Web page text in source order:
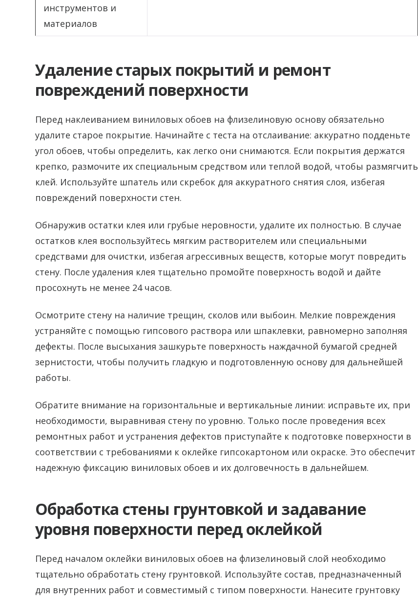
инструментов и
материалов
Удаление старых покрытий и ремонт
повреждений поверхности
Перед наклеиванием виниловых обоев на флизелиновую основу обязательно
удалите старое покрытие. Начинайте с теста на отслаивание: аккуратно подденьте
угол обоев, чтобы определить, как легко они снимаются. Если покрытия держатся
крепко, размочите их специальным средством или теплой водой, чтобы размягчить
клей. Используйте шпатель или скребок для аккуратного снятия слоя, избегая
повреждений поверхности стен.
Обнаружив остатки клея или грубые неровности, удалите их полностью. В случае
остатков клея воспользуйтесь мягким растворителем или специальными
средствами для очистки, избегая агрессивных веществ, которые могут повредить
стену. После удаления клея тщательно промойте поверхность водой и дайте
просохнуть не менее 24 часов.
Осмотрите стену на наличие трещин, сколов или выбоин. Мелкие повреждения
устраняйте с помощью гипсового раствора или шпаклевки, равномерно заполняя
дефекты. После высыхания зашкурьте поверхность наждачной бумагой средней
зернистости, чтобы получить гладкую и подготовленную основу для дальнейшей
работы.
Обратите внимание на горизонтальные и вертикальные линии: исправьте их, при
необходимости, выравнивая стену по уровню. Только после проведения всех
ремонтных работ и устранения дефектов приступайте к подготовке поверхности в
соответствии с требованиями к оклейке гипсокартоном или окраске. Это обеспечит
надежную фиксацию виниловых обоев и их долговечность в дальнейшем.
Обработка стены грунтовкой и задавание
уровня поверхности перед оклейкой
Перед началом оклейки виниловых обоев на флизелиновый слой необходимо
тщательно обработать стену грунтовкой. Используйте состав, предназначенный
для внутренних работ и совместимый с типом поверхности. Нанесите грунтовку